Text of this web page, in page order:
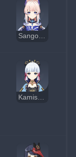
Sangonomiya Kokomi
Kamisato Ayaka